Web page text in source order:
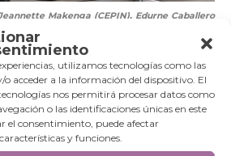
utilizamos tecnologías como las
acceder a la información del dispositivo. El
nos permitirá procesar datos como
o las identificaciones únicas en este
el consentimiento, puede afectar
y funciones.
Makenga (CEPIN), Edurne Caballero
(Fundación Isabel Martín).
pudimos escuchar también a dos
que desarrollan proyectos de
fue el turno de Jeannette Makenga,
Promoción Integral del Niño (CEPIN)
que explicaba elcaso de éxito
en Barrio Etnia Guajira y Cañada
tiempo se vio el impacto. Veíamos
en las personas, por lo que comían con